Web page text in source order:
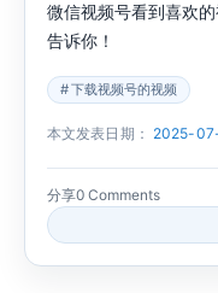
微信视频号看到喜欢
告诉你！
下载视频号的视频
本文发表日期： 2025-
分享0 Comments